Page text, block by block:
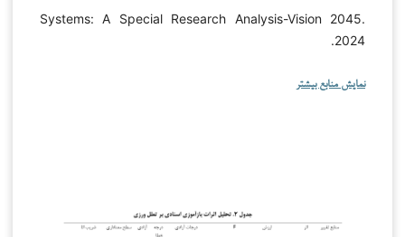
Systems: A Special Research Analysis-Vision 2045.
2024.
نمایش منابع بیشتر